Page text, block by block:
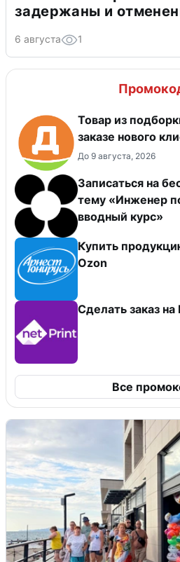
задержаны и
6 августа 1
Товар из
заказе нового
До 9 августа, 2026
Записаться на
тему «Инженер
вводный курс»
Купить
Ozon
Сделать заказ
Все